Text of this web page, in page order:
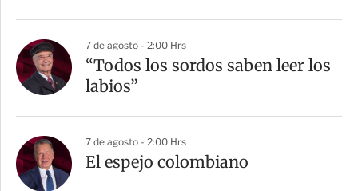
7 de agosto - 2:00 Hrs
“Todos los sordos saben leer los
labios”
7 de agosto - 2:00 Hrs
El espejo colombiano